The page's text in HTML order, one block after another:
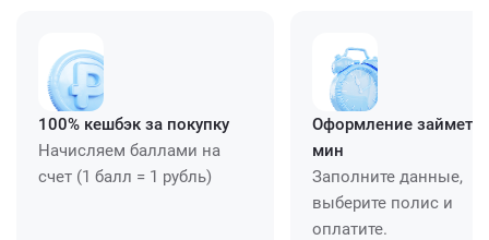
100% кешбэк за покупку
Начисляем баллами на
счет (1 балл = 1 рубль)
Оформление займет
мин
Заполните данные,
выберите полис и
оплатите.